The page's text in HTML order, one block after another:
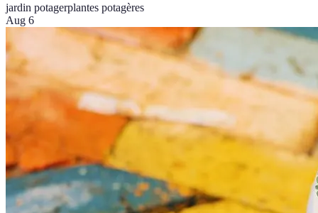
jardin potagerplantes potagères
Aug 6